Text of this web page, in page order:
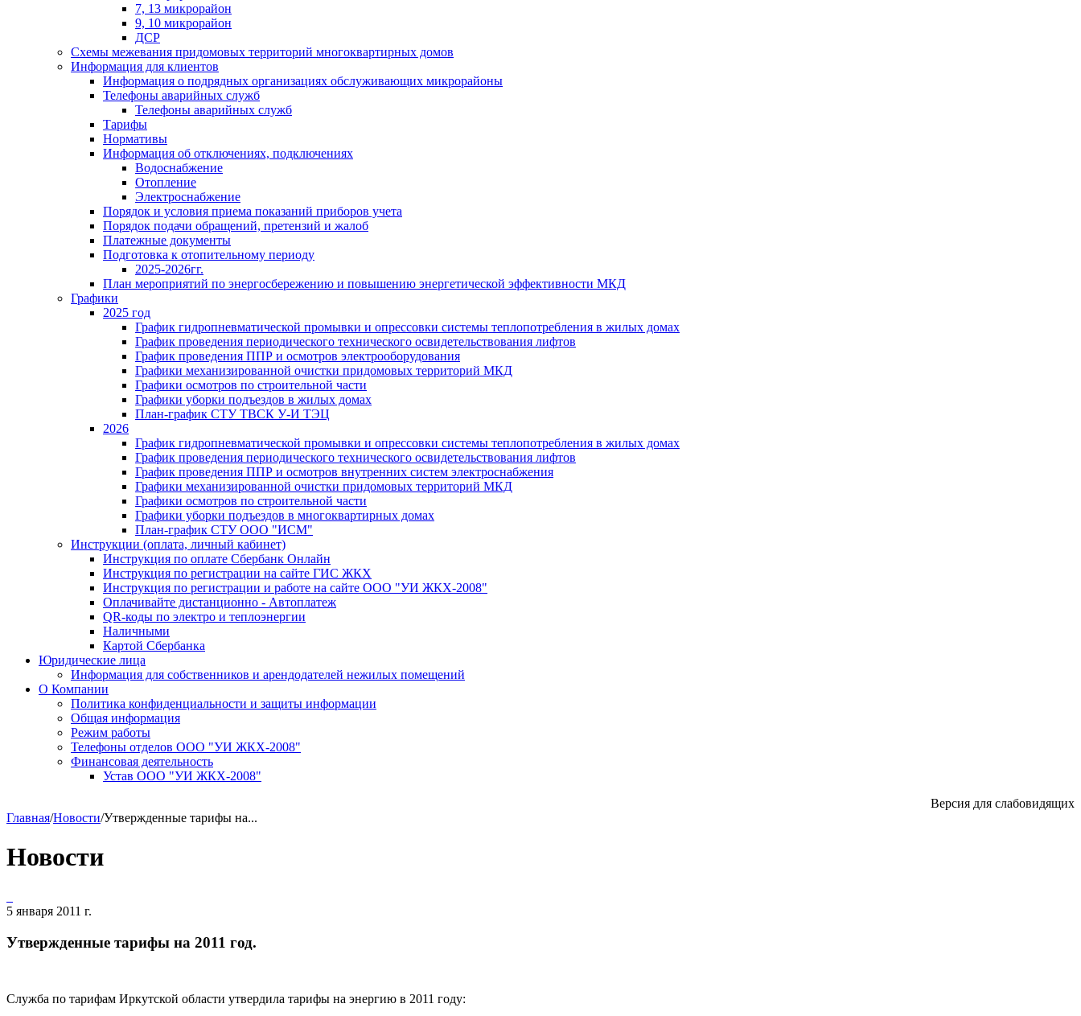
7, 13 микрорайон
9, 10 микрорайон
ДСР
Схемы межевания придомовых территорий многоквартирных домов
Информация для клиентов
Информация о подрядных организациях обслуживающих микрорайоны
Телефоны аварийных служб
Телефоны аварийных служб
Тарифы
Нормативы
Информация об отключениях, подключениях
Водоснабжение
Отопление
Электроснабжение
Порядок и условия приема показаний приборов учета
Порядок подачи обращений, претензий и жалоб
Платежные документы
Подготовка к отопительному периоду
2025-2026гг.
План мероприятий по энергосбережению и повышению энергетической эффективности МКД
Графики
2025 год
График гидропневматической промывки и опрессовки системы теплопотребления в жилых домах
График проведения периодического технического освидетельствования лифтов
График проведения ППР и осмотров электрооборудования
Графики механизированной очистки придомовых территорий МКД
Графики осмотров по строительной части
Графики уборки подъездов в жилых домах
План-график СТУ ТВСК У-И ТЭЦ
2026
График гидропневматической промывки и опрессовки системы теплопотребления в жилых домах
График проведения периодического технического освидетельствования лифтов
График проведения ППР и осмотров внутренних систем электроснабжения
Графики механизированной очистки придомовых территорий МКД
Графики осмотров по строительной части
Графики уборки подъездов в многоквартирных домах
План-график СТУ ООО "ИСМ"
Инструкции (оплата, личный кабинет)
Инструкция по оплате Сбербанк Онлайн
Инструкция по регистрации на сайте ГИС ЖКХ
Инструкция по регистрации и работе на сайте ООО "УИ ЖКХ-2008"
Оплачивайте дистанционно - Автоплатеж
QR-коды по электро и теплоэнергии
Наличными
Картой Сбербанка
Юридические лица
Информация для собственников и арендодателей нежилых помещений
О Компании
Политика конфиденциальности и защиты информации
Общая информация
Режим работы
Телефоны отделов ООО "УИ ЖКХ-2008"
Финансовая деятельность
Устав ООО "УИ ЖКХ-2008"
Версия для слабовидящих
Главная/Новости/Утвержденные тарифы на...
Новости
5 января 2011 г.
Утвержденные тарифы на 2011 год.
Служба по тарифам Иркутской области утвердила тарифы на энергию в 2011 году: